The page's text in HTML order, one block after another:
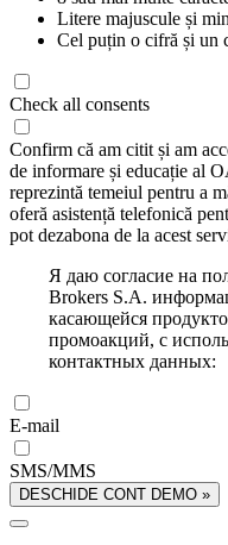
Litere majuscule și
Cel puțin o cifră și un
Check all consents
Confirm că am citit și am
de informare și educație al
reprezintă temeiul pentru a
oferă asistență telefonică
pot dezabona de la acest
Я даю согласие на
Brokers S.A.
касающейся
промоакций, с
контактных данных:
E-mail
SMS/MMS
DESCHIDE CONT DEMO »